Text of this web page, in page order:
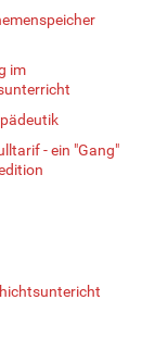
im
- ein "Gang"